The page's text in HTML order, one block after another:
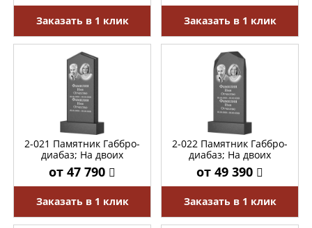
Заказать в 1 клик Заказать в 1 клик
2-021 Памятник Габбро-
диабаз; На двоих
от 47 790
Заказать в 1 клик
2-022 Памятник Габбро-
диабаз; На двоих
от 49 390
Заказать в 1 клик